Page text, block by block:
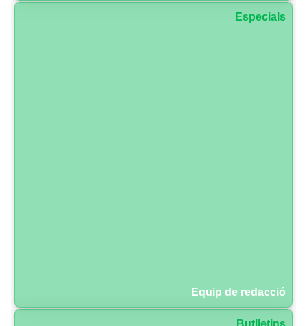
Especials
Equip de redacció
Butlletins